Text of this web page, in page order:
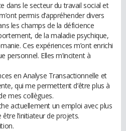
dans le secteur du travail social et
permis d’appréhender divers
les champs de la déficience
de la maladie psychique,
Ces expériences m’ont enrichi
personnel. Elles m’incitent à
en Analyse Transactionnelle et
qui me permettent d’être plus à
mes collègues.
actuellement un emploi avec plus
l’initiateur de projets.